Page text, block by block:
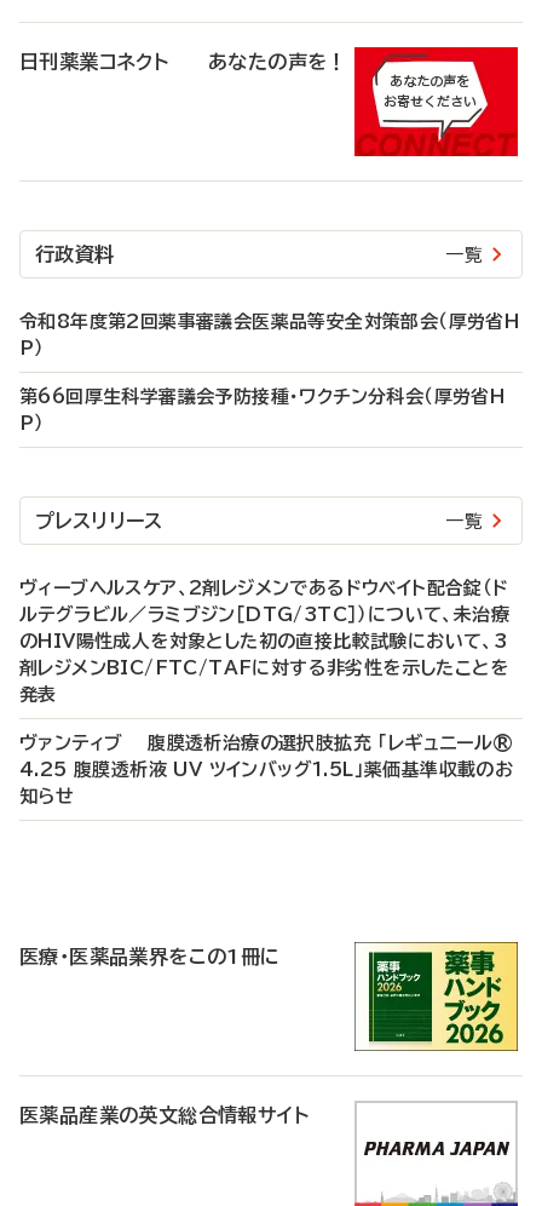
日刊薬業コネクト あなたの声を！
行政資料 一覧
令和8年度第2回薬事審議会医薬品等安全対策部会（厚労省H
P）
第66回厚生科学審議会予防接種・ワクチン分科会（厚労省H
P）
プレスリリース 一覧
ヴィーブヘルスケア、2剤レジメンであるドウベイト配合錠（ド
ルテグラビル／ラミブジン［DTG/3TC］）について、未治療
のHIV陽性成人を対象とした初の直接比較試験において、3
剤レジメンBIC/FTC/TAFに対する非劣性を示したことを
発表
ヴァンティブ 腹膜透析治療の選択肢拡充 「レギュニール®
4.25 腹膜透析液 UV ツインバッグ1.5L」薬価基準収載のお
知らせ
医療・医薬品業界をこの1冊に
医薬品産業の英文総合情報サイト